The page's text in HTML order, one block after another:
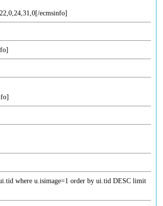
ecmsinfo]
where u.isimage=1 order by ui.tid DESC limit